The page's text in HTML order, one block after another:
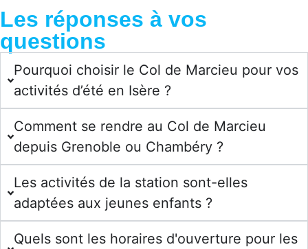
Les réponses à vos
questions
Pourquoi choisir le Col de Marcieu pour vos
activités d’été en Isère ?
Comment se rendre au Col de Marcieu
depuis Grenoble ou Chambéry ?
Les activités de la station sont-elles
adaptées aux jeunes enfants ?
Quels sont les horaires d'ouverture pour les